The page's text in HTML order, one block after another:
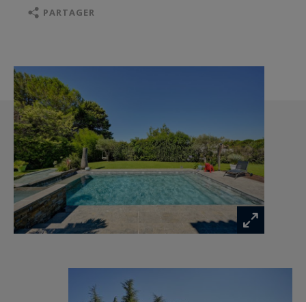
vitrées offrant une vue sur le jardin et la
Le rez-de-chaussée propose également un
bureau, un petit bureau, une bibliothèque, ainsi
qu’un espace hybride pouvant servir de salle de
sport ou de bien-être. Vous trouverez également
une buanderie, un local technique et une cave à
vin pour compléter l’aménagement intérieur.
L'ensemble des pièces est traversé par une
lumière naturelle abondante, grâce à des
ouvertures amples et des puits de lumière.
avec trois bassins distincts (11x5m, 2x2m et
2x5m), un jacuzzi et des espaces de détente
PARTAGER